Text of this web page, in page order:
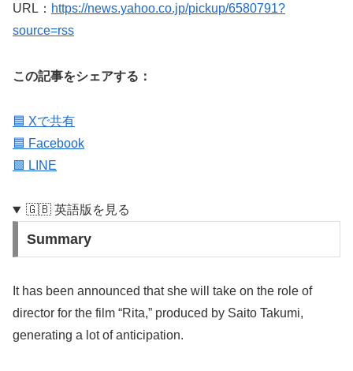
URL： https://news.yahoo.co.jp/pickup/6580791?
source=rss
この記事をシェアする：
🟦 Xで共有
🟦 Facebook
🟩 LINE
🇬🇧 英語版を見る
Summary
It has been announced that she will take on the role of
director for the film “Rita,” produced by Saito Takumi,
generating a lot of anticipation.